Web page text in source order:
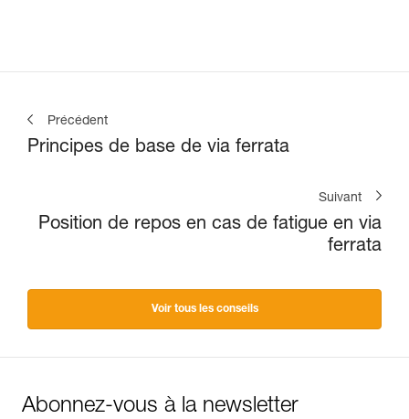
Précédent
Principes de base de via ferrata
Suivant
Position de repos en cas de fatigue en via
ferrata
Voir tous les conseils
Abonnez-vous à la newsletter